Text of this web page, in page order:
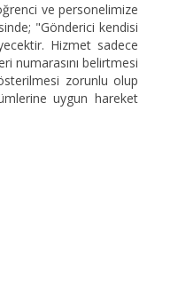
ve personelimize
"Gönderici kendisi
Hizmet sadece
numarasını belirtmesi
zorunlu olup
uygun hareket